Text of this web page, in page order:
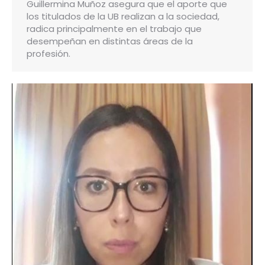
Guillermina Muñoz asegura que el aporte que
los titulados de la UB realizan a la sociedad,
radica principalmente en el trabajo que
desempeñan en distintas áreas de la
profesión.